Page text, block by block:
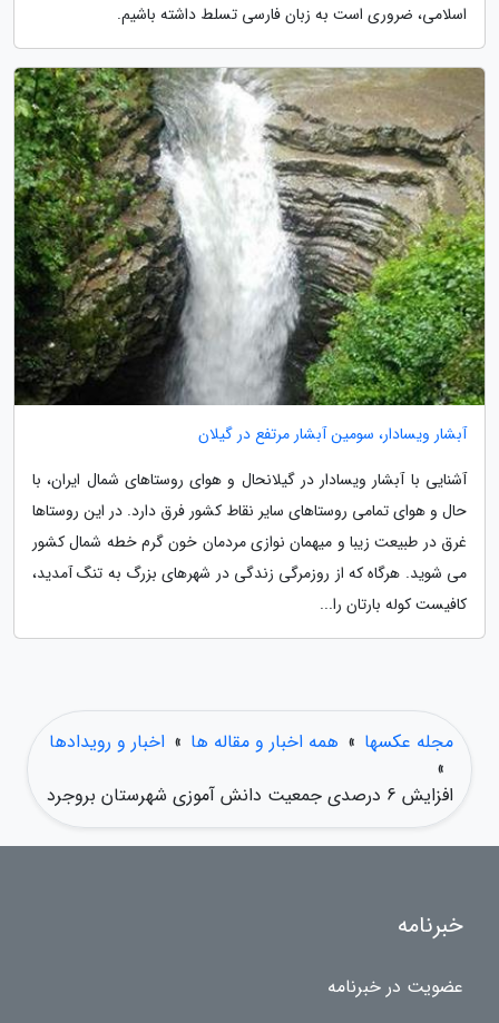
اسلامی، ضروری است به زبان فارسی تسلط داشته باشیم.
آبشار ویسادار، سومین آبشار مرتفع در گیلان
آشنایی با آبشار ویسادار در گیلانحال و هوای روستاهای شمال ایران، با
حال و هوای تمامی روستاهای سایر نقاط کشور فرق دارد. در این روستاها
غرق در طبیعت زیبا و میهمان نوازی مردمان خون گرم خطه شمال کشور
می شوید. هرگاه که از روزمرگی زندگی در شهرهای بزرگ به تنگ آمدید،
کافیست کوله بارتان را...
مجله عکسها » همه اخبار و مقاله ها » اخبار و رویدادها
»
افزایش 6 درصدی جمعیت دانش آموزی شهرستان بروجرد
خبرنامه
عضویت در خبرنامه